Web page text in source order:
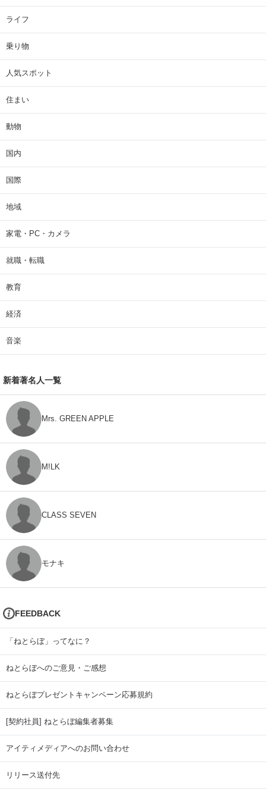
ライフ
乗り物
人気スポット
住まい
動物
国内
国際
地域
家電・PC・カメラ
就職・転職
教育
経済
音楽
新着著名人一覧
Mrs. GREEN APPLE
M!LK
CLASS SEVEN
モナキ
FEEDBACK
「ねとらぼ」ってなに？
ねとらぼへのご意見・ご感想
ねとらぼプレゼントキャンペーン応募規約
[契約社員] ねとらぼ編集者募集
アイティメディアへのお問い合わせ
リリース送付先